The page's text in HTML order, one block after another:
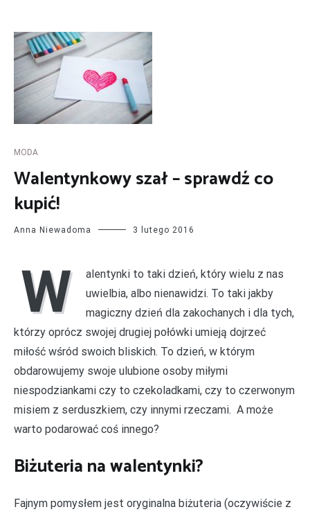
MODA
Walentynkowy szał – sprawdź co
kupić!
Anna Niewadoma 3 lutego 2016
W
alentynki to taki dzień, który wielu z nas
uwielbia, albo nienawidzi. To taki jakby
magiczny dzień dla zakochanych i dla tych,
którzy oprócz swojej drugiej połówki umieją dojrzeć
miłość wśród swoich bliskich. To dzień, w którym
obdarowujemy swoje ulubione osoby miłymi
niespodziankami czy to czekoladkami, czy to czerwonym
misiem z serduszkiem, czy innymi rzeczami. A może
warto podarować coś innego?
Biżuteria na walentynki?
Fajnym pomysłem jest oryginalna biżuteria (oczywiście z